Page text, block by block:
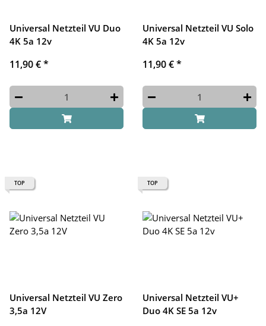
Universal Netzteil VU Duo
4K 5a 12v
11,90 €*
Universal Netzteil VU Solo
4K 5a 12v
11,90 €*
TOP
Universal Netzteil VU Zero
3,5a 12V
TOP
Universal Netzteil VU+
Duo 4K SE 5a 12v